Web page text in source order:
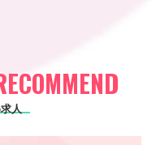
人